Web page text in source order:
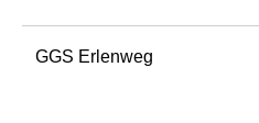
GGS Erlenweg